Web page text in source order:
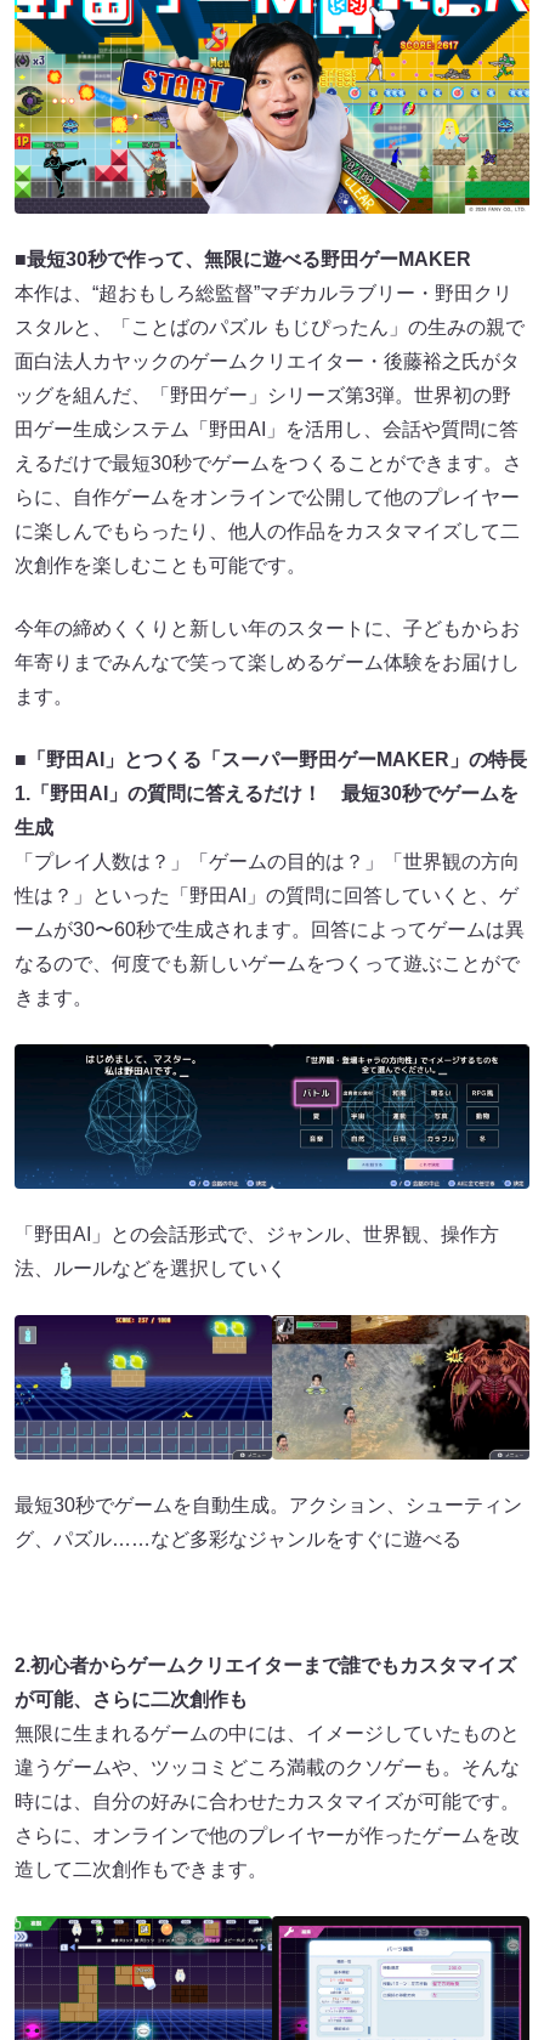
■最短30秒で作って、無限に遊べる野田ゲーMAKER
本作は、“超おもしろ総監督”マヂカルラブリー・野田クリ
スタルと、「ことばのパズル もじぴったん」の生みの親で
面白法人カヤックのゲームクリエイター・後藤裕之氏がタ
ッグを組んだ、「野田ゲー」シリーズ第3弾。世界初の野
田ゲー生成システム「野田AI」を活用し、会話や質問に答
えるだけで最短30秒でゲームをつくることができます。さ
らに、自作ゲームをオンラインで公開して他のプレイヤー
に楽しんでもらったり、他人の作品をカスタマイズして二
次創作を楽しむことも可能です。
今年の締めくくりと新しい年のスタートに、子どもからお
年寄りまでみんなで笑って楽しめるゲーム体験をお届けし
ます。
■「野田AI」とつくる「スーパー野田ゲーMAKER」の特長
1.「野田AI」の質問に答えるだけ！ 最短30秒でゲームを
生成
「プレイ人数は？」「ゲームの目的は？」「世界観の方向
性は？」といった「野田AI」の質問に回答していくと、ゲ
ームが30〜60秒で生成されます。回答によってゲームは異
なるので、何度でも新しいゲームをつくって遊ぶことがで
きます。
「野田AI」との会話形式で、ジャンル、世界観、操作方
法、ルールなどを選択していく
最短30秒でゲームを自動生成。アクション、シューティン
グ、パズル……など多彩なジャンルをすぐに遊べる
2.初心者からゲームクリエイターまで誰でもカスタマイズ
が可能、さらに二次創作も
無限に生まれるゲームの中には、イメージしていたものと
違うゲームや、ツッコミどころ満載のクソゲーも。そんな
時には、自分の好みに合わせたカスタマイズが可能です。
さらに、オンラインで他のプレイヤーが作ったゲームを改
造して二次創作もできます。